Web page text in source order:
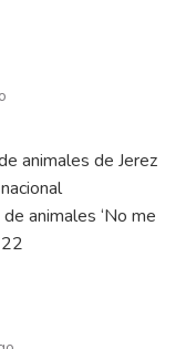
animales de Jerez
animales ‘No me